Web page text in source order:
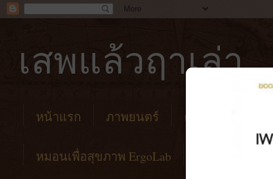
เสพแล้วฤาเล่า
หน้าแรก ภาพยนตร์ คาเฟ่
หมอนเพื่อสุขภาพ ErgoLab